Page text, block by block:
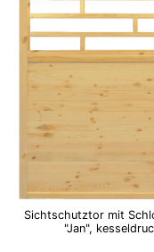
Sichtschutztor mit
"Jan",